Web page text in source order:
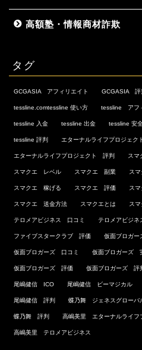
高額塾・情報商材詐欺
タグ
GCGASIA アフィリエイト GCGASIA 評
tessline.comtessline 使い方 tessline アフ
tessline 入金 tessline 出金 tessline 安
tessline 評判 エターナルライフプロジェ
エターナルライフプロジェクト 評判 スマ
スマクエ レベル スマクエ 副業 ス
スマクエ 稼げる スマクエ 評価 ス
スマクエ 送金方法 スマクエとは ス
テロメアビジネス 口コミ テロメアビジ
ファイブスタークラブ 評価 仮面ブロガ
仮面ブロガーズ 口コミ 仮面ブロガーズ
仮面ブロガーズ 評価 仮面ブロガーズ 評
尾嶋健信 ICO 尾嶋健信 ビーマジカル
尾嶋健信 評判 蝶乃舞 ジェネスグローバ
蝶乃舞 評判 高嶋美里 エターナルライフ
高嶋美里 テロメアビジネス